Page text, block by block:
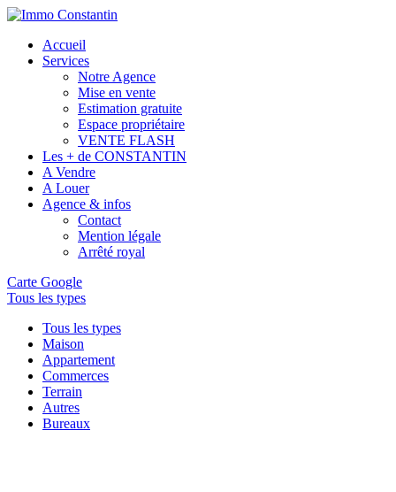
Accueil
Services
Notre Agence
Mise en vente
Estimation gratuite
Espace propriétaire
VENTE FLASH
Les + de CONSTANTIN
A Vendre
A Louer
Agence & infos
Contact
Mention légale
Arrêté royal
Carte Google
Tous les types
Tous les types
Maison
Appartement
Commerces
Terrain
Autres
Bureaux